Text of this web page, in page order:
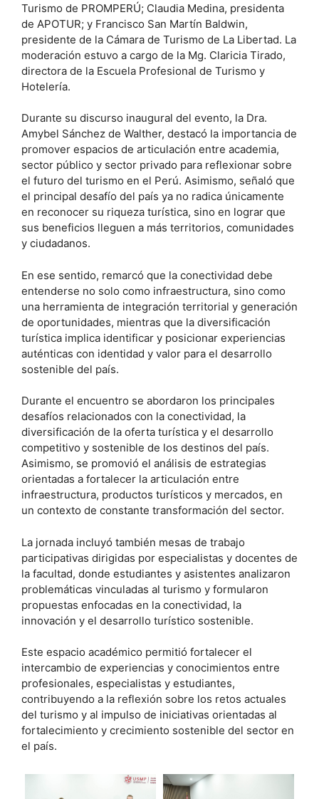
Turismo de PROMPERÚ; Claudia Medina, presidenta
de APOTUR; y Francisco San Martín Baldwin,
presidente de la Cámara de Turismo de La Libertad. La
moderación estuvo a cargo de la Mg. Claricia Tirado,
directora de la Escuela Profesional de Turismo y
Hotelería.
Durante su discurso inaugural del evento, la Dra.
Amybel Sánchez de Walther, destacó la importancia de
promover espacios de articulación entre academia,
sector público y sector privado para reflexionar sobre
el futuro del turismo en el Perú. Asimismo, señaló que
el principal desafío del país ya no radica únicamente
en reconocer su riqueza turística, sino en lograr que
sus beneficios lleguen a más territorios, comunidades
y ciudadanos.
En ese sentido, remarcó que la conectividad debe
entenderse no solo como infraestructura, sino como
una herramienta de integración territorial y generación
de oportunidades, mientras que la diversificación
turística implica identificar y posicionar experiencias
auténticas con identidad y valor para el desarrollo
sostenible del país.
Durante el encuentro se abordaron los principales
desafíos relacionados con la conectividad, la
diversificación de la oferta turística y el desarrollo
competitivo y sostenible de los destinos del país.
Asimismo, se promovió el análisis de estrategias
orientadas a fortalecer la articulación entre
infraestructura, productos turísticos y mercados, en
un contexto de constante transformación del sector.
La jornada incluyó también mesas de trabajo
participativas dirigidas por especialistas y docentes de
la facultad, donde estudiantes y asistentes analizaron
problemáticas vinculadas al turismo y formularon
propuestas enfocadas en la conectividad, la
innovación y el desarrollo turístico sostenible.
Este espacio académico permitió fortalecer el
intercambio de experiencias y conocimientos entre
profesionales, especialistas y estudiantes,
contribuyendo a la reflexión sobre los retos actuales
del turismo y al impulso de iniciativas orientadas al
fortalecimiento y crecimiento sostenible del sector en
el país.